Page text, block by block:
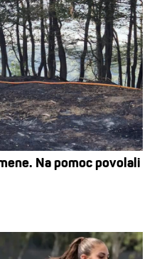
Na pomoc povolali